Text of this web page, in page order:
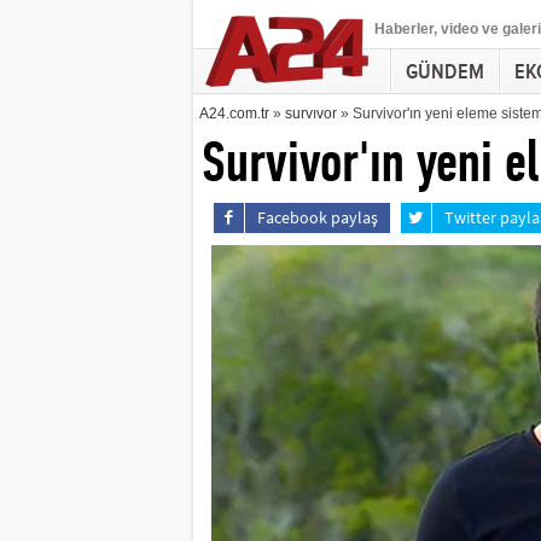
Haberler, video ve
GÜNDEM
A24.com.tr» survıvor» Survivor'ın yeni eleme
Survivor'ın yeni
Facebook paylaş Twitter